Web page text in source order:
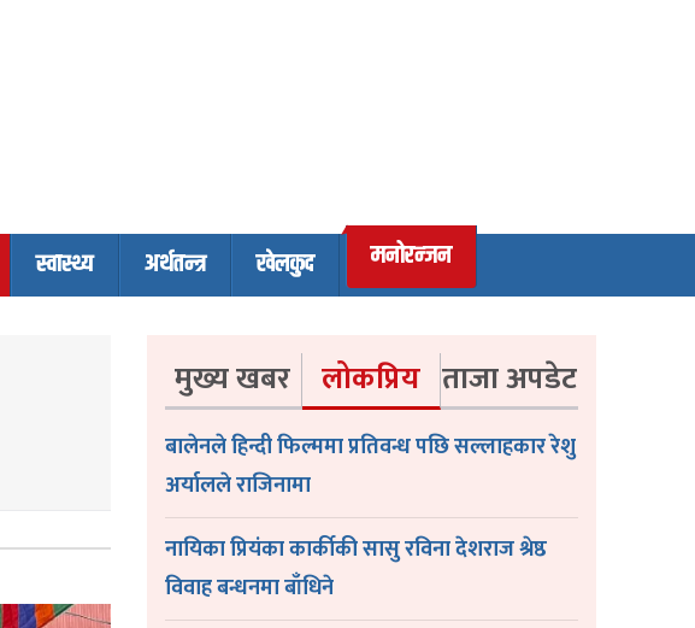
स्वास्थ्य अर्थतन्त्र खेलकुद मनोरन्जन
मुख्य खबर लोकप्रिय ताजा अपडेट
बालेनले हिन्दी फिल्ममा प्रतिवन्ध पछि सल्लाहकार रेशु
अर्यालले राजिनामा
नायिका प्रियंका कार्कीकी सासु रविना देशराज श्रेष्ठ
विवाह बन्धनमा बाँधिने